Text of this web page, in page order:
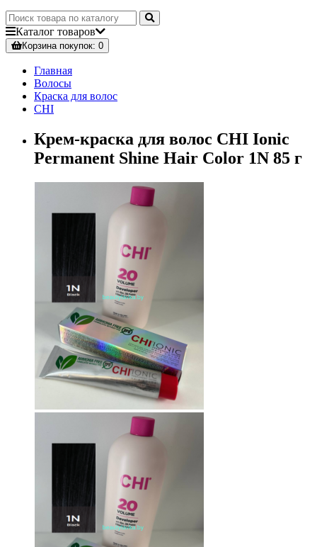
Каталог товаров
Корзинапокупок: 0
Главная
Волосы
Краска для волос
CHI
Крем-краска для волос CHI Ionic
Permanent Shine Hair Color 1N 85 г